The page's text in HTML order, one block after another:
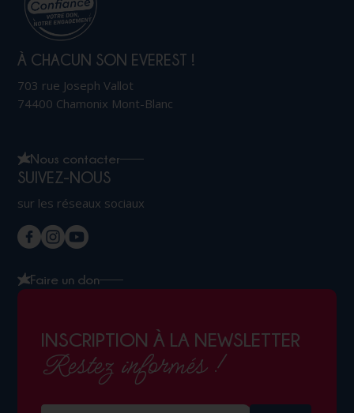
À CHACUN SON EVEREST !
703 rue Joseph Vallot
74400 Chamonix Mont-Blanc
Nous contacter
SUIVEZ-NOUS
sur les réseaux sociaux
Faire un don
INSCRIPTION À LA NEWSLETTER
Restez informés !